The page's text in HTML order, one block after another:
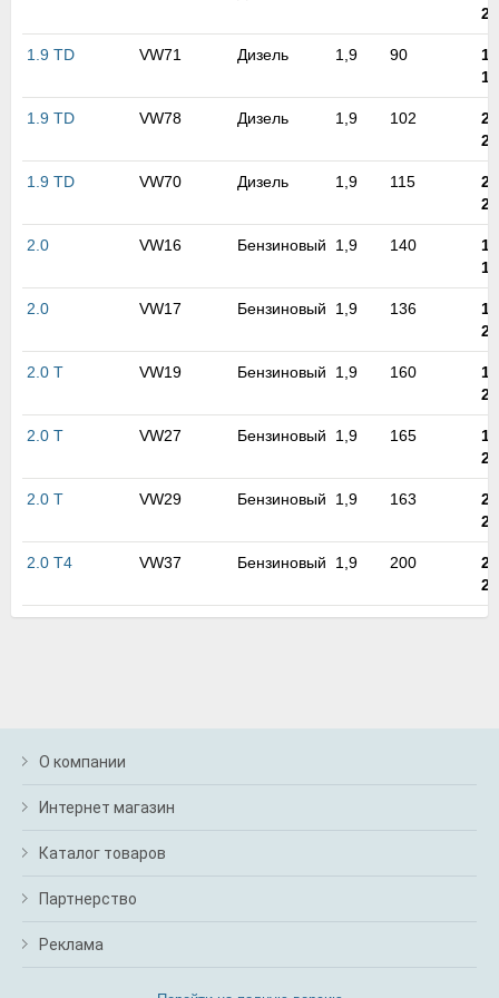
1.9 TD VW71 Дизель 1,9 90
1.9 TD VW78 Дизель 1,9 102
1.9 TD VW70 Дизель 1,9 115
2.0 VW16 Бензиновый 1,9 140
2.0 VW17 Бензиновый 1,9 136
2.0 T VW19 Бензиновый 1,9 160
2.0 T VW27 Бензиновый 1,9 165
2.0 T VW29 Бензиновый 1,9 163
2.0 T4 VW37 Бензиновый 1,9 200
О компании
Интернет магазин
Каталог товаров
Партнерство
Реклама